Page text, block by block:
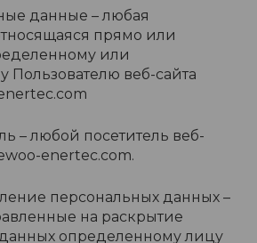
данные – любая
прямо или
или
Пользователю веб-сайта
– любой посетитель веб-
enertec.com.
персональных данных –
на раскрытие
определенному лицу